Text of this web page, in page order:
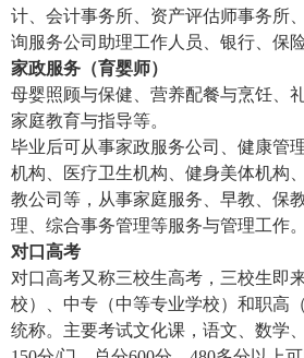
计、会计事务所、资产评估师事务所
询服务公司助理工作人员、银行、保
家政服务（育婴师）
母婴照顾与保健、营养配餐与烹饪、
家庭教育与指导等。
毕业后可从事家政服务公司、健康管
机构、医疗卫生机构、健身美体机构
教公司等，从事家庭服务、早教、保
理、综合事务管理等服务与管理工作。
对口高考
对口高考又称三校生高考，三校生即
校）、中专（中等专业学校）和职高
统称。主要考试文化课，语文、数学